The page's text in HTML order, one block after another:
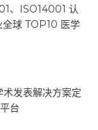
、ISO14001 认
全球 TOP10 医学
发表解决方案定
台